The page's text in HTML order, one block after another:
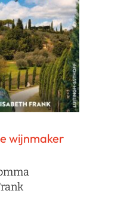
wijnmaker